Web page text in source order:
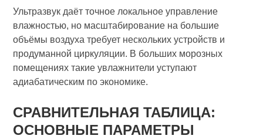
Ультразвук даёт точное локальное управление
влажностью, но масштабирование на большие
объёмы воздуха требует нескольких устройств и
продуманной циркуляции. В больших морозных
помещениях такие увлажнители уступают
адиабатическим по экономике.
СРАВНИТЕЛЬНАЯ ТАБЛИЦА:
ОСНОВНЫЕ ПАРАМЕТРЫ